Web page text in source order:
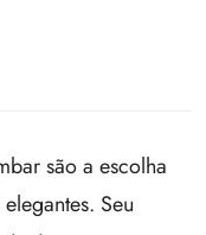
são a escolha
Seu